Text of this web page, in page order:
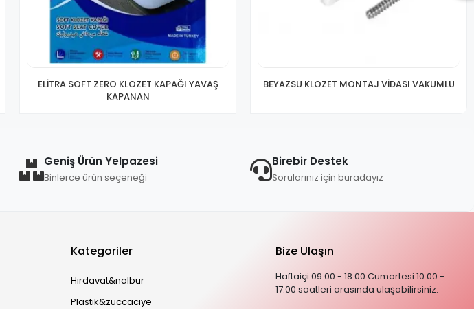
ELİTRA SOFT ZERO KLOZET KAPAĞI YAVAŞ
KAPANAN
BEYAZSU KLOZET MONTAJ VİDASI VAKUMLU
Geniş Ürün Yelpazesi
Binlerce ürün seçeneği
Birebir Destek
Sorularınız için buradayız
Kategoriler
Hırdavat&nalbur
Plastik&züccaciye
Bize Ulaşın
Haftaiçi 09:00 - 18:00 Cumartesi 10:00 -
17:00 saatleri arasında ulaşabilirsiniz.